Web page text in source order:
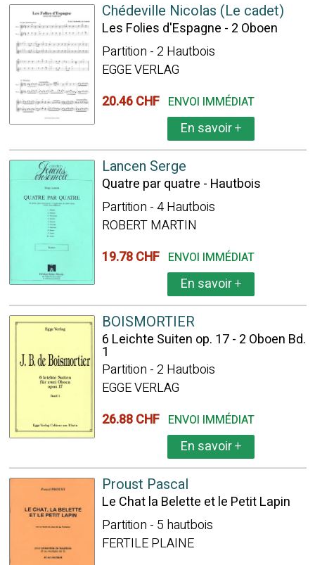
Chédeville Nicolas (Le cadet)
Les Folies d'Espagne - 2 Oboen
Partition - 2 Hautbois
EGGE VERLAG
20.46 CHF ENVOI IMMÉDIAT
En savoir+
Lancen Serge
Quatre par quatre - Hautbois
Partition - 4 Hautbois
ROBERT MARTIN
19.78 CHF ENVOI IMMÉDIAT
En savoir+
BOISMORTIER
6 Leichte Suiten op. 17 - 2 Oboen Bd.
1
Partition - 2 Hautbois
EGGE VERLAG
26.88 CHF ENVOI IMMÉDIAT
En savoir+
Proust Pascal
Le Chat la Belette et le Petit Lapin
Partition - 5 hautbois
FERTILE PLAINE